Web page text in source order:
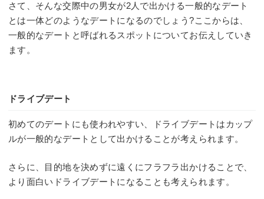
さて、そんな交際中の男女が2人で出かける一般的なデート
とは一体どのようなデートになるのでしょう?ここからは、
一般的なデートと呼ばれるスポットについてお伝えしていき
ます。
ドライブデート
初めてのデートにも使われやすい、ドライブデートはカップ
ルが一般的なデートとして出かけることが考えられます。
さらに、目的地を決めずに遠くにフラフラ出かけることで、
より面白いドライブデートになることも考えられます。